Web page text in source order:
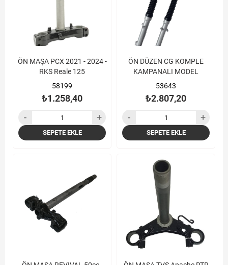
ÖN MAŞA PCX 2021 - 2024 -
RKS Reale 125
58199
₺1.258,40
SEPETE EKLE
ÖN DÜZEN CG KOMPLE
KAMPANALI MODEL
53643
₺2.807,20
SEPETE EKLE